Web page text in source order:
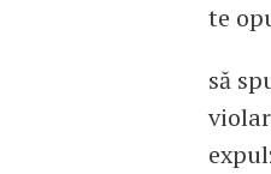
te
să